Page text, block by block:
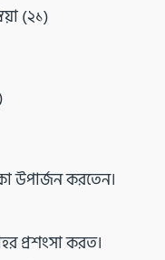
(২১)
উপার্জন করতেন।
প্রশংসা করত।